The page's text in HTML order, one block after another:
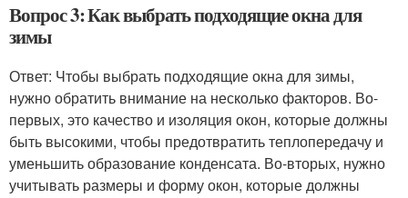
Вопрос 3: Как выбрать подходящие окна для
зимы
Ответ: Чтобы выбрать подходящие окна для зимы,
нужно обратить внимание на несколько факторов. Во-
первых, это качество и изоляция окон, которые должны
быть высокими, чтобы предотвратить теплопередачу и
уменьшить образование конденсата. Во-вторых, нужно
учитывать размеры и форму окон, которые должны